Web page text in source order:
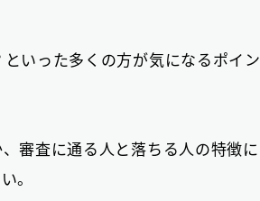
いった多くの方が気になるポイン
審査に通る人と落ちる人の特徴に
。